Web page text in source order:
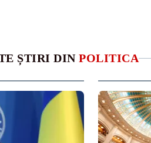
ȘTIRI DIN POLITICA